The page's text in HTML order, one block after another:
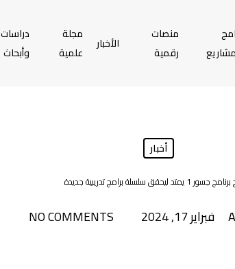
منصات
رقمية
الأخبار
مجلة
علمية
دراسات
وأبحاث
أخبار
1 يمتد ليحقق سلسلة برامج تدريبية جديدة
فبراير 17, 2024 NO COMMENTS